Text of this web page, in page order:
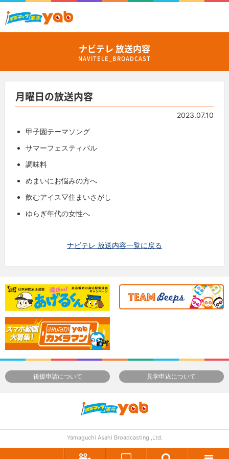
ナビテレ 放送内容
NAVITELE_BROADCAST
月曜日の放送内容
2023.07.10
甲子園テーマソング
サマーフェスティバル
調味料
めまいにお悩みの方へ
飲むアイス▽住まいさがし
ゆらぎ年代の女性へ
ナビテレ 放送内容一覧に戻る
後援申請について 見学申込について
Yamaguchi Asahi Broadcasting.,Ltd.